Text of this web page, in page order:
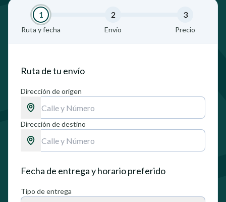
1
Ruta y fecha
2
Envío
3
Precio
Ruta de tu envío
Dirección de origen
Dirección de destino
Fecha de entrega y horario preferido
Tipo de entrega